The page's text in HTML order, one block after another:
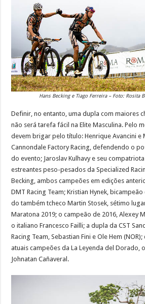
Hans Becking e Tiago Ferreira – Foto: Rosita
Definir, no entanto, uma dupla com maiores
não será tarefa fácil na Elite Masculina. Pelo
devem brigar pelo título: Henrique Avancini e
Cannondale Factory Racing, defendendo o
do evento; Jaroslav Kulhavy e seu
estreantes peso-pesados da Specialized
Becking, ambos campeões em edições
DMT Racing Team; Kristian Hynek,
do também tcheco Martin Stosek, sétimo
Maratona 2019; o campeão de 2016, Alexey
o italiano Francesco Failli; a dupla da CST
Racing Team, Sebastian Fini e Ole Hem
atuais campeões da La Leyenda del Dorado,
Johnatan Cañaveral.